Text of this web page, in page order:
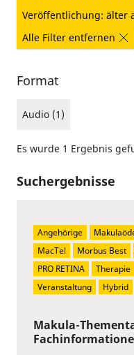
Veröffentlichung: älter
Alle Filter entfernen
Format
Audio (1)
Es wurde 1 Ergebnis
Suchergebnisse
Makula-
Angehörige
MacTel
Morbus Best
PRO RETINA
Therapie
Veranstaltung
Hybrid